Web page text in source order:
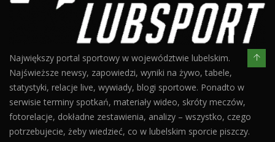
Największy portal sportowy w województwie lubelskim.
Najświeższe newsy, zapowiedzi, wyniki na żywo, tabele,
statystyki, relacje live, wywiady, blogi sportowe. Ponadto w
serwisie terminy spotkań, materiały wideo, skróty meczów,
fotorelacje, dokładne zestawienia, analizy – wszystko, czego
potrzebujecie, żeby wiedzieć, co w lubelskim sporcie piszczy.